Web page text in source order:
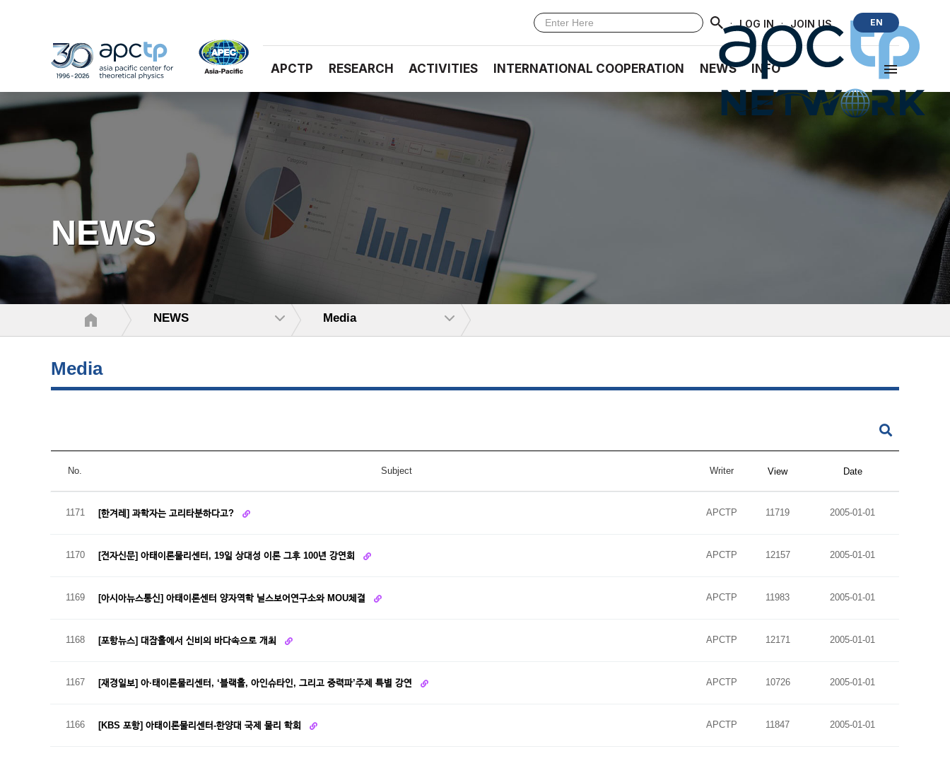
· LOG IN · JOIN US EN
APCTP RESEARCH ACTIVITIES INTERNATIONAL COOPERATION NEWS INFO
NEWS
NEWS Media
Media
No. Subject Writer View Date
1171 [한겨레] 과학자는 고리타분하다고? APCTP 11719 2005-01-01
1170 [전자신문] 아태이론물리센터, 19일 상대성 이론 그후 100년 강연회 APCTP 12157 2005-01-01
1169 [아시아뉴스통신] 아태이론센터 양자역학 닐스보어연구소와 MOU체결 APCTP 11983 2005-01-01
1168 [포항뉴스] 대잠홀에서 신비의 바다속으로 개최 APCTP 12171 2005-01-01
1167 [재경일보] 아·태이론물리센터, ‘블랙홀, 아인슈타인, 그리고 중력파’주제 특별 강연 APCTP 10726 2005-01-01
1166 [KBS 포항] 아태이론물리센터-한양대 국제 물리 학회 APCTP 11847 2005-01-01